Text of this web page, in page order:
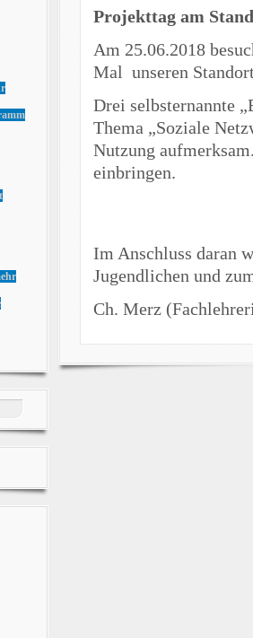
Projekttag am
Am 25.06.2018
Mal unseren
Drei selbsternannte
Thema „Soziale
Nutzung
einbringen.
Im Anschluss daran
Jugendlichen und
Ch. Merz